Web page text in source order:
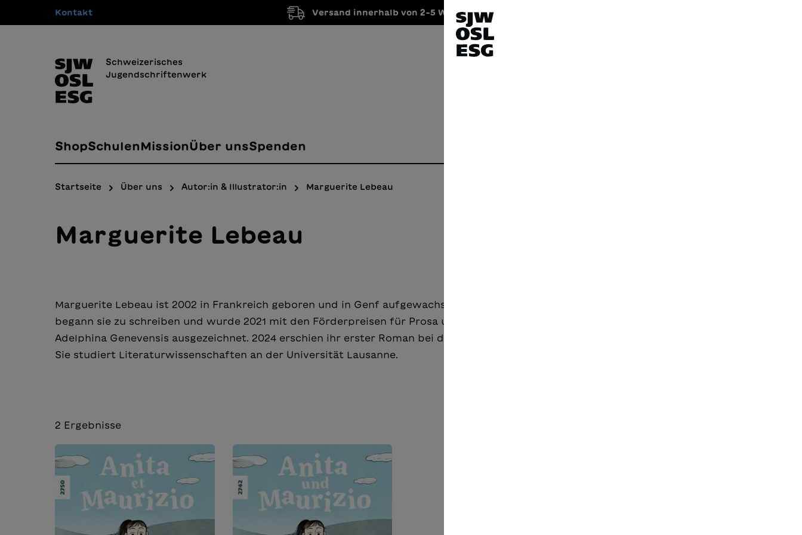
Zur Hauptnavigation springen
Kontakt Versand innerhalb von 2-5 Werktagen
Schweizerisches
Jugendschriftenwerk
ShopSchulen MissionÜber unsSpenden
Startseite Über uns Autor:in & Illustrator:in Marguerite Lebeau
Marguerite Lebeau
Marguerite Lebeau ist 2002 in Frankreich geboren und in Genf aufgewachsen. Mit fünfzehn Jahren
begann sie zu schreiben und wurde 2021 mit den Förderpreisen für Prosa und Lyrik der Fondation
Adelphina Genevensis ausgezeichnet. 2024 erschien ihr erster Roman bei den Éditions du Panthéon.
Sie studiert Literaturwissenschaften an der Universität Lausanne.
2 Ergebnisse